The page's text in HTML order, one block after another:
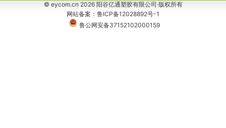
© eycom.cn 2026 阳谷亿通塑胶有限公司·版权所有
网站备案：鲁ICP备12028892号-1
鲁公网安备37152102000159